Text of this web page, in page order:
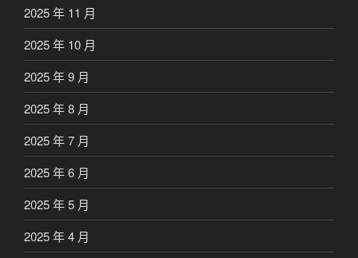
2025 年 11 月
2025 年 10 月
2025 年 9 月
2025 年 8 月
2025 年 7 月
2025 年 6 月
2025 年 5 月
2025 年 4 月